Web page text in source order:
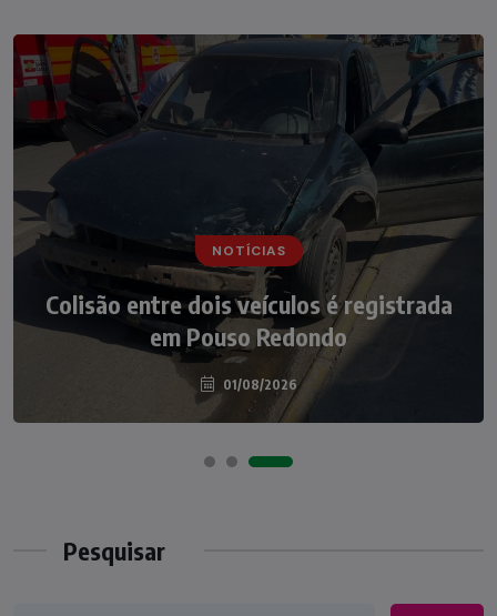
NOTÍCIAS
Colisão entre dois veículos é registrada
em Pouso Redondo
01/08/2026
NOTÍCIAS
Irmãos de 7 e 14 anos morrem
atropelados na BR-470 em Pouso
Redondo
04/08/2026
Pesquisar